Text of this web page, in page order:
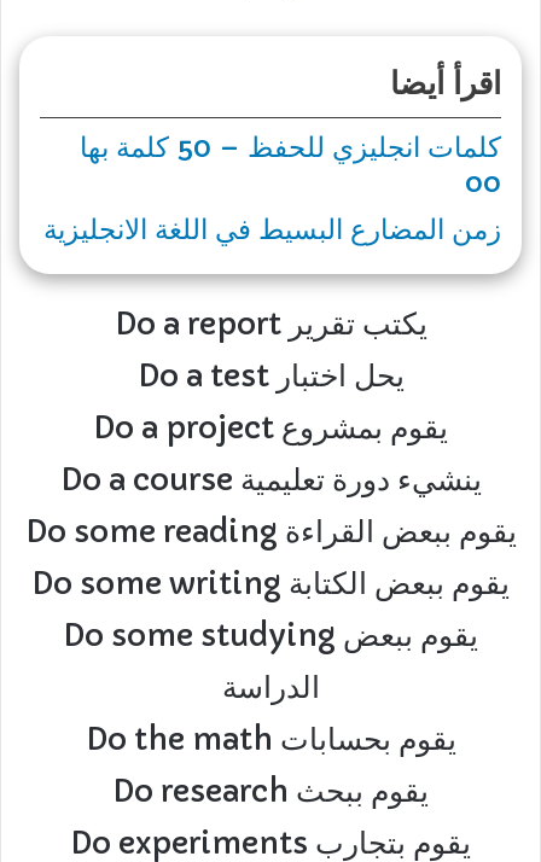
اقرأ أيضا
كلمات انجليزي للحفظ – 50 كلمة بها
oo
زمن المضارع البسيط في اللغة الانجليزية
Do a report يكتب تقرير
Do a test يحل اختبار
Do a project يقوم بمشروع
Do a course ينشيء دورة تعليمية
Do some reading يقوم ببعض القراءة
Do some writing يقوم ببعض الكتابة
Do some studying يقوم ببعض
الدراسة
Do the math يقوم بحسابات
Do research يقوم ببحث
Do experiments يقوم بتجارب